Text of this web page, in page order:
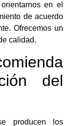
en el
de acuerdo
Ofrecemos un
calidad.
del
producen los